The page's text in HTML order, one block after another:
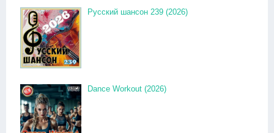
Русский шансон 239 (2026)
Dance Workout (2026)